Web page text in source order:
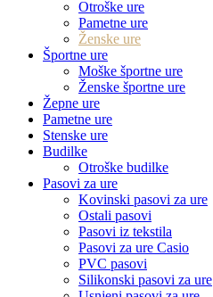
Otroške ure
Pametne ure
Ženske ure
Športne ure
Moške športne ure
Ženske športne ure
Žepne ure
Pametne ure
Stenske ure
Budilke
Otroške budilke
Pasovi za ure
Kovinski pasovi za ure
Ostali pasovi
Pasovi iz tekstila
Pasovi za ure Casio
PVC pasovi
Silikonski pasovi za ure